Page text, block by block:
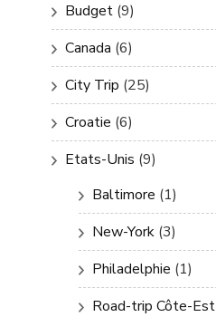
Budget (9)
Canada (6)
City Trip (25)
Croatie (6)
Etats-Unis (9)
Baltimore (1)
New-York (3)
Philadelphie (1)
Road-trip Côte-Est